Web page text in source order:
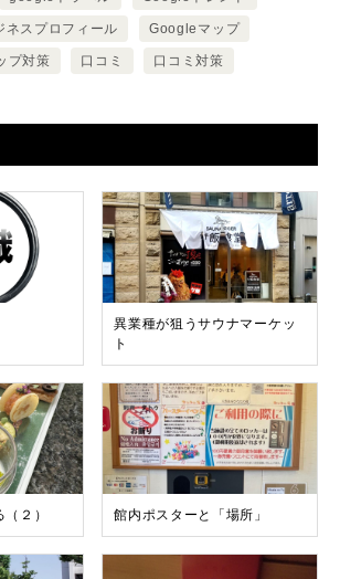
スプロフィール Googleマップ
プ対策 口コミ 口コミ対策
異業種が狙うサウナマーケッ
ト
２） 館内ポスターと「場所」